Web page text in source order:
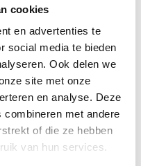
cookies
en advertenties te
social media te bieden
Ook delen we
site met onze
en analyse. Deze
combineren met andere
of die ze hebben
van hun services.
Thematische
of op het
Aan jou de keuze.
en bereik je via
zijn de
(richting Oostende,
Zuid”